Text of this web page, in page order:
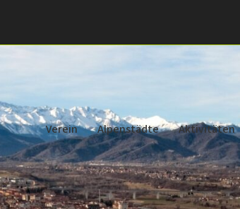
Verein Alpenstädte Aktivitäten